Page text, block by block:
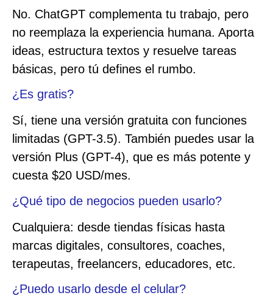
No. ChatGPT complementa tu trabajo, pero
no reemplaza la experiencia humana. Aporta
ideas, estructura textos y resuelve tareas
básicas, pero tú defines el rumbo.
¿Es gratis?
Sí, tiene una versión gratuita con funciones
limitadas (GPT-3.5). También puedes usar la
versión Plus (GPT-4), que es más potente y
cuesta $20 USD/mes.
¿Qué tipo de negocios pueden usarlo?
Cualquiera: desde tiendas físicas hasta
marcas digitales, consultores, coaches,
terapeutas, freelancers, educadores, etc.
¿Puedo usarlo desde el celular?